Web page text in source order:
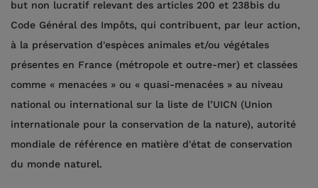
but non lucratif relevant des articles 200 et 238bis du
Code Général des Impôts, qui contribuent, par leur action,
à la préservation d'espèces animales et/ou végétales
présentes en France (métropole et outre-mer) et classées
comme « menacées » ou « quasi-menacées » au niveau
national ou international sur la liste de l’UICN (Union
internationale pour la conservation de la nature), autorité
mondiale de référence en matière d'état de conservation
du monde naturel.